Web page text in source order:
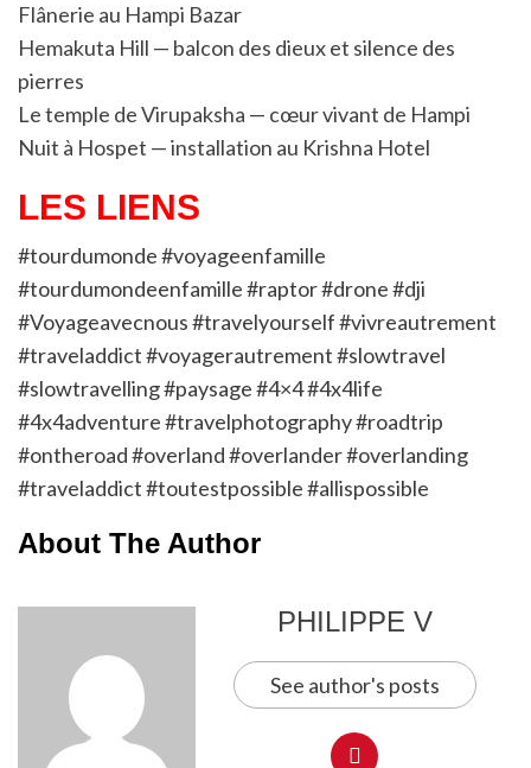
Flânerie au Hampi Bazar
Hemakuta Hill — balcon des dieux et silence des
pierres
Le temple de Virupaksha — cœur vivant de Hampi
Nuit à Hospet — installation au Krishna Hotel
LES LIENS
#tourdumonde #voyageenfamille
#tourdumondeenfamille #raptor #drone #dji
#Voyageavecnous #travelyourself #vivreautrement
#traveladdict #voyagerautrement #slowtravel
#slowtravelling #paysage #4×4 #4x4life
#4x4adventure #travelphotography #roadtrip
#ontheroad #overland #overlander #overlanding
#traveladdict #toutestpossible #allispossible
About The Author
PHILIPPE V
See author's posts